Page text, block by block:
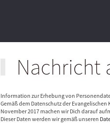
Nachricht
Information zur Erhebung von
Gemäß dem Datenschutz der Evangelischen
November 2017 machen wir Dich darauf
Dieser Daten werden wir gemäß unseren